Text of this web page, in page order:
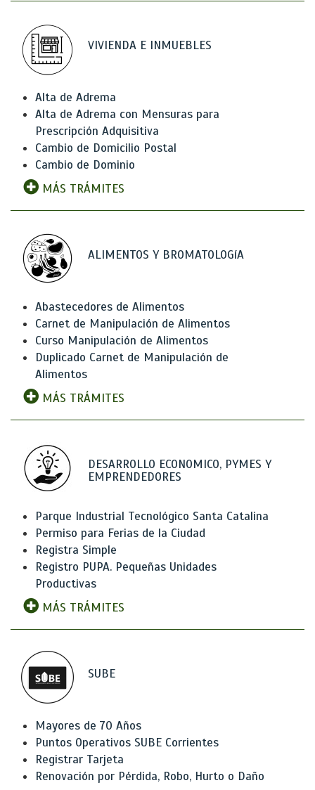
VIVIENDA E INMUEBLES
Alta de Adrema
Alta de Adrema con Mensuras para
Prescripción Adquisitiva
Cambio de Domicilio Postal
Cambio de Dominio
MÁS TRÁMITES
ALIMENTOS Y BROMATOLOGíA
Abastecedores de Alimentos
Carnet de Manipulación de Alimentos
Curso Manipulación de Alimentos
Duplicado Carnet de Manipulación de
Alimentos
MÁS TRÁMITES
DESARROLLO ECONOMICO, PYMES Y
EMPRENDEDORES
Parque Industrial Tecnológico Santa Catalina
Permiso para Ferias de la Ciudad
Registra Simple
Registro PUPA. Pequeñas Unidades
Productivas
MÁS TRÁMITES
SUBE
Mayores de 70 Años
Puntos Operativos SUBE Corrientes
Registrar Tarjeta
Renovación por Pérdida, Robo, Hurto o Daño